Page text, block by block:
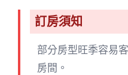
訂房須知
部分房型旺季容易
房間。